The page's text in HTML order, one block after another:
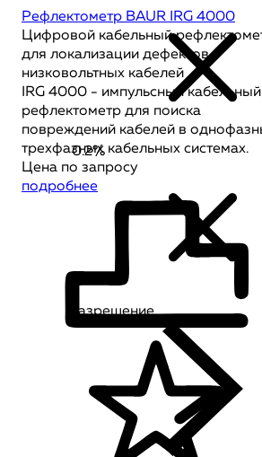
Рефлектометр BAUR IRG 4000
Цифровой кабельный
для локализации дефектов
низковольтных кабелей
IRG 4000 - импульсный кабельный
рефлектометр для поиска
повреждений кабелей в
трехфазных кабельных системах.
Цена по запросу
подробнее
0.2%
Разрешение